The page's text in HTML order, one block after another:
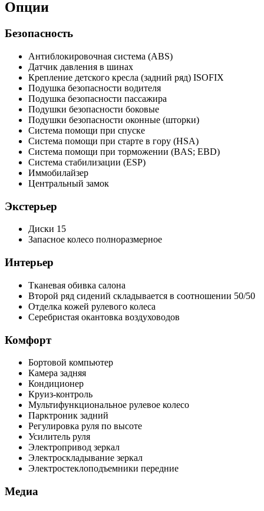
Опции
Безопасность
Антиблокировочная система (ABS)
Датчик давления в шинах
Крепление детского кресла (задний ряд) ISOFIX
Подушка безопасности водителя
Подушка безопасности пассажира
Подушки безопасности боковые
Подушки безопасности оконные (шторки)
Система помощи при спуске
Система помощи при старте в гору (HSA)
Система помощи при торможении (BAS; EBD)
Система стабилизации (ESP)
Иммобилайзер
Центральный замок
Экстерьер
Диски 15
Запасное колесо полноразмерное
Интерьер
Тканевая обивка салона
Второй ряд сидений складывается в соотношении 50/50
Отделка кожей рулевого колеса
Серебристая окантовка воздуховодов
Комфорт
Бортовой компьютер
Камера задняя
Кондиционер
Круиз-контроль
Мультифункциональное рулевое колесо
Парктроник задний
Регулировка руля по высоте
Усилитель руля
Электропривод зеркал
Электроскладывание зеркал
Электростеклоподъемники передние
Медиа